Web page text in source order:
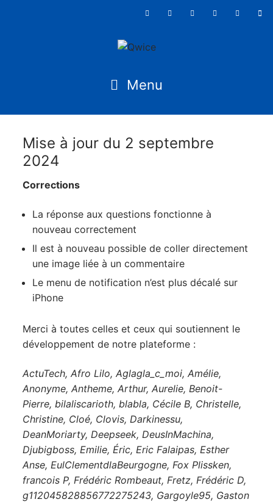
Mise à jour du 2 septembre
2024
Corrections
La réponse aux questions fonctionne à
nouveau correctement
Il est à nouveau possible de coller directement
une image liée à un commentaire
Le menu de notification n’est plus décalé sur
iPhone
Merci à toutes celles et ceux qui soutiennent le
développement de notre plateforme :
ActuTech, Afro Lilo, Aglagla_c_moi, Amélie,
Anonyme, Antheme, Arthur, Aurelie, Benoit-
Pierre, bilaliscarioth, blabla, Cécile B, Christelle,
Christine, Cloé, Clovis, Darkinessu,
DeanMoriarty, Deepseek, DeusInMachina,
Djubigboss, Emilie, Éric, Eric Falaipas, Esther
Anse, EulClementdlaBeurgogne, Fox Plissken,
francois P, Frédéric Rombeaut, Fretz, Frédéric D,
g112045828856772275243, Gargoyle95, Gaston